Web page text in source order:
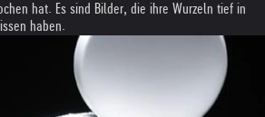
hat. Es sind Bilder, die ihre Wurzeln tief in
haben.